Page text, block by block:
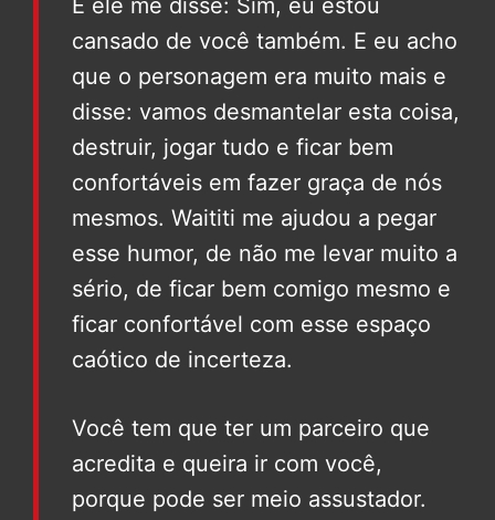
E ele me disse: Sim, eu estou
cansado de você também. E eu acho
que o personagem era muito mais e
disse: vamos desmantelar esta coisa,
destruir, jogar tudo e ficar bem
confortáveis em fazer graça de nós
mesmos. Waititi me ajudou a pegar
esse humor, de não me levar muito a
sério, de ficar bem comigo mesmo e
ficar confortável com esse espaço
caótico de incerteza.
Você tem que ter um parceiro que
acredita e queira ir com você,
porque pode ser meio assustador.